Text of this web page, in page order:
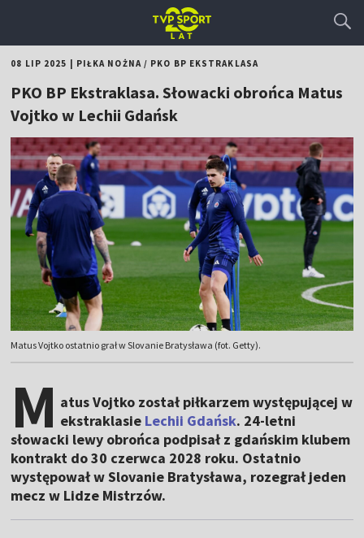
08 LIP 2025 PIŁKA NOŻNA/ PKO BP EKSTRAKLASA
PKO BP Ekstraklasa. Słowacki obrońca Matus
Vojtko w Lechii Gdańsk
Matus Vojtko ostatnio grał w Slovanie Bratysława (fot. Getty).
M atus Vojtko został piłkarzem występującej w
ekstraklasie Lechii Gdańsk. 24-letni
słowacki lewy obrońca podpisał z gdańskim klubem
kontrakt do 30 czerwca 2028 roku. Ostatnio
występował w Slovanie Bratysława, rozegrał jeden
mecz w Lidze Mistrzów.